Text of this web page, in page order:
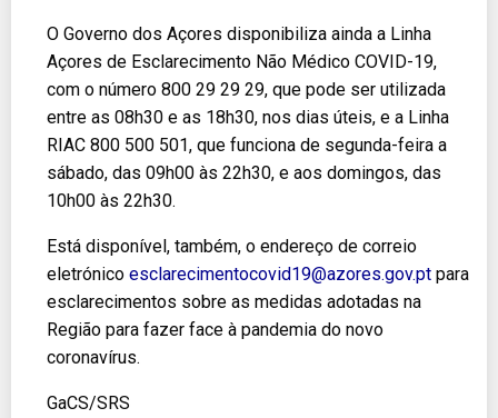
O Governo dos Açores disponibiliza ainda a Linha
Açores de Esclarecimento Não Médico COVID-19,
com o número 800 29 29 29, que pode ser utilizada
entre as 08h30 e as 18h30, nos dias úteis, e a Linha
RIAC 800 500 501, que funciona de segunda-feira a
sábado, das 09h00 às 22h30, e aos domingos, das
10h00 às 22h30.
Está disponível, também, o endereço de correio
eletrónico esclarecimentocovid19@azores.gov.pt para
esclarecimentos sobre as medidas adotadas na
Região para fazer face à pandemia do novo
coronavírus.
GaCS/SRS